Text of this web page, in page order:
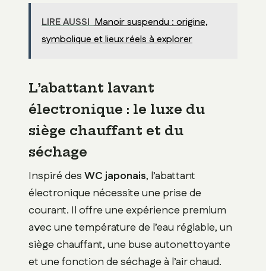
LIRE AUSSI Manoir suspendu : origine,
symbolique et lieux réels à explorer
L’abattant lavant
électronique : le luxe du
siège chauffant et du
séchage
Inspiré desWC japonais, l’abattant
électronique nécessite une prise de
courant. Il offre une expérience premium
avec une température de l’eau réglable, un
siège chauffant, une buse autonettoyante
et une fonction de séchage à l’air chaud.